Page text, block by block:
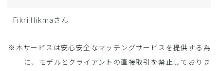
Fikri Hikmaさん
※本サービスは安心安全なマッチングサービスを提供する為
に、モデルとクライアントの直接取引を禁止しておりま